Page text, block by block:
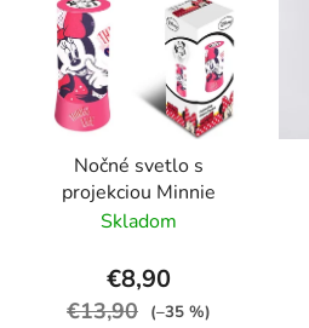
Nočné svetlo s
projekciou Minnie
Skladom
€8,90
€13,90 (–35 %)